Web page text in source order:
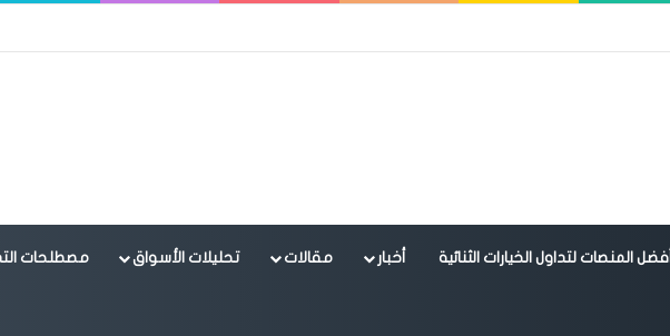
أفضل المنصات لتداول الخيارات الثنائية أخبار مقالات تحليلات الأسواق مصطلحات